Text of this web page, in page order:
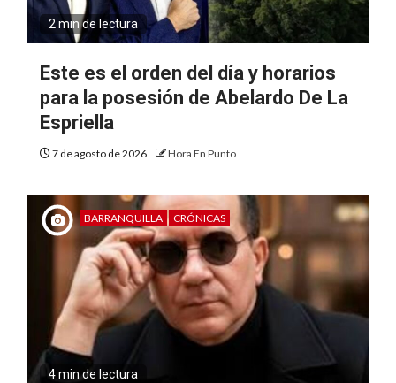
2 min de lectura
Este es el orden del día y horarios
para la posesión de Abelardo De La
Espriella
7 de agosto de 2026 Hora En Punto
BARRANQUILLA CRÓNICAS
4 min de lectura